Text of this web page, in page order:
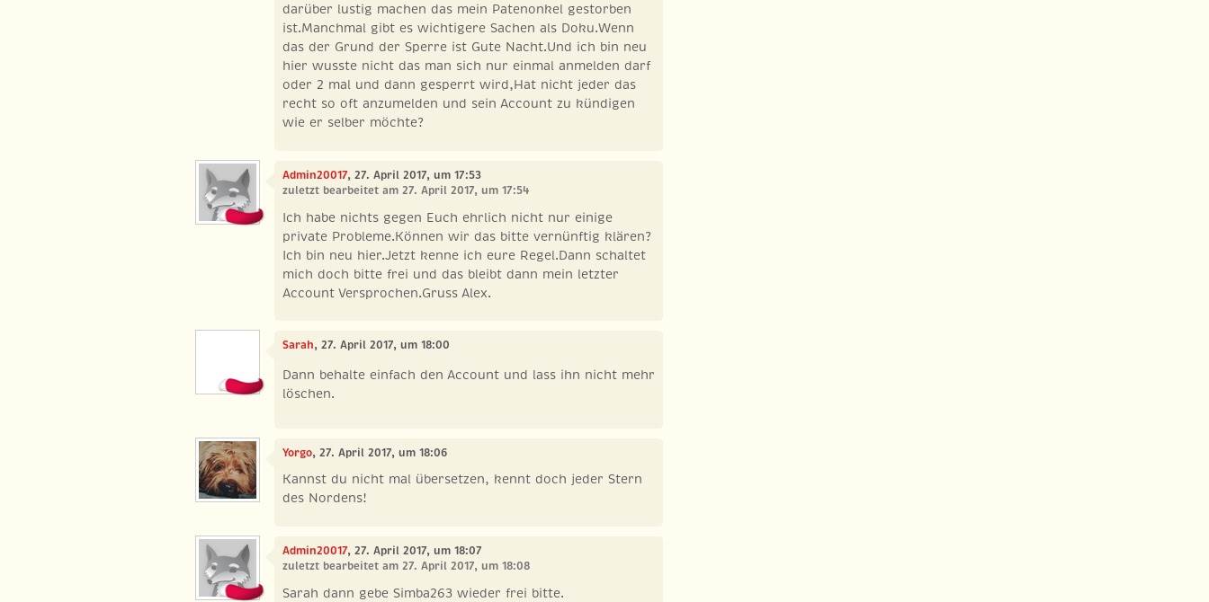
darüber lustig machen das mein Patenonkel gestorben
ist.Manchmal gibt es wichtigere Sachen als Doku.Wenn
das der Grund der Sperre ist Gute Nacht.Und ich bin neu
hier wusste nicht das man sich nur einmal anmelden darf
oder 2 mal und dann gesperrt wird,Hat nicht jeder das
recht so oft anzumelden und sein Account zu kündigen
wie er selber möchte?
Admin20017, 27. April 2017, um 17:53
zuletzt bearbeitet am 27. April 2017, um 17:54
Ich habe nichts gegen Euch ehrlich nicht nur einige
private Probleme.Können wir das bitte vernünftig klären?
Ich bin neu hier.Jetzt kenne ich eure Regel.Dann schaltet
mich doch bitte frei und das bleibt dann mein letzter
Account Versprochen.Gruss Alex.
Sarah, 27. April 2017, um 18:00
Dann behalte einfach den Account und lass ihn nicht mehr
löschen.
Yorgo, 27. April 2017, um 18:06
Kannst du nicht mal übersetzen, kennt doch jeder Stern
des Nordens!
Admin20017, 27. April 2017, um 18:07
zuletzt bearbeitet am 27. April 2017, um 18:08
Sarah dann gebe Simba263 wieder frei bitte.